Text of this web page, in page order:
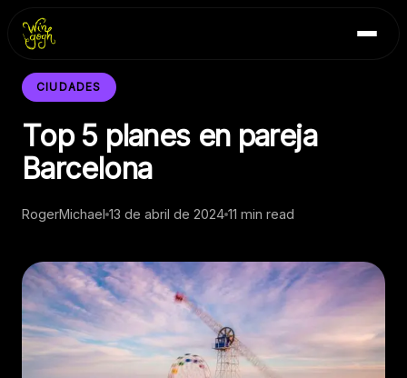
Inicio
Blog
Contacto
CIUDADES
Top 5 planes en pareja
Barcelona
RogerMichael 13 de abril de 2024 11 min read